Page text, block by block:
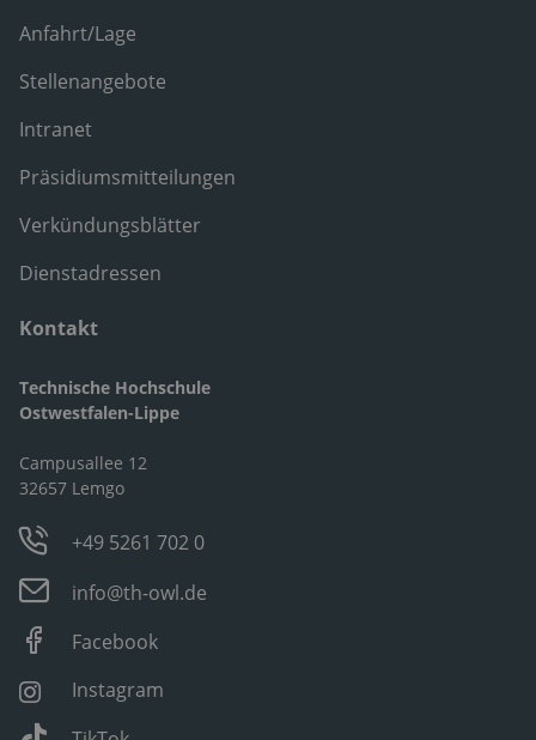
Anfahrt/Lage
Stellenangebote
Intranet
Präsidiumsmitteilungen
Verkündungsblätter
Dienstadressen
Kontakt
Technische Hochschule
Ostwestfalen-Lippe
Campusallee 12
32657 Lemgo
+49 5261 702 0
info@th-owl.de
Facebook
Instagram